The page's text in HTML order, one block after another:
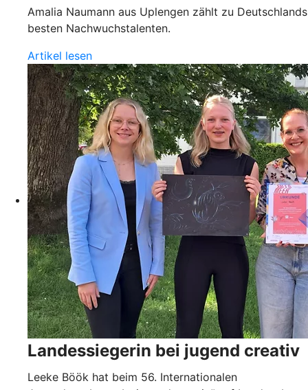
Amalia Naumann aus Uplengen zählt zu Deutschlands
besten Nachwuchstalenten.
Artikel lesen
Landessiegerin bei jugend creativ
Leeke Böök hat beim 56. Internationalen